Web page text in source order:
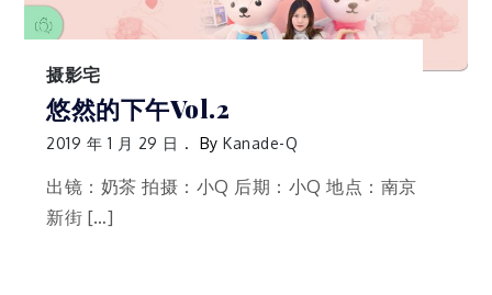
摄影宅
悠然的下午Vol.2
2019 年 1 月 29 日 ByKanade-Q
出镜：奶茶 拍摄：小Q 后期：小Q 地点：南京
新街 […]